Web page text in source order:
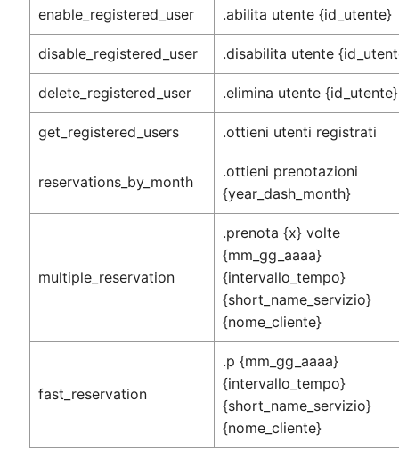
enable_registered_user .abilita utente {id_utente}
disable_registered_user .disabilita utente
delete_registered_user .elimina utente {id_utente}
get_registered_users .ottieni utenti registrati
reservations_by_month
.ottieni prenotazioni
{year_dash_month}
multiple_reservation
.prenota {x} volte
{mm_gg_aaaa}
{intervallo_tempo}
{short_name_servizio}
{nome_cliente}
fast_reservation
.p {mm_gg_aaaa}
{intervallo_tempo}
{short_name_servizio}
{nome_cliente}